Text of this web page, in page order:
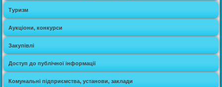
Туризм
Аукціони, конкурси
Закупівлі
Доступ до публічної інформації
Комунальні підприємства, установи, заклади